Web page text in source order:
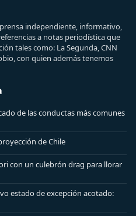
independiente, informativo,
a notas periodística que
tales como: La Segunda, CNN
con quien además tenemos
de las conductas más comunes
de Chile
con un culebrón drag para llorar
estado de excepción acotado: